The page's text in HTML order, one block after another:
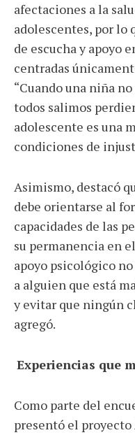
afectaciones a la
adolescentes, por lo
de escucha y apoyo
centradas
“Cuando una niña
todos salimos
adolescente es una
condiciones de
Asimismo, destacó
debe orientarse al
capacidades de las
su permanencia en
apoyo psicológico
a alguien que está
y evitar que ningún
agregó.
Experiencias que
Como parte del
presentó el proyecto